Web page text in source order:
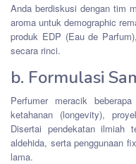
Anda berdiskusi dengan tim
aroma untuk demographic
produk EDP (Eau de
secara rinci.
b. Formulasi
Perfumer meracik
ketahanan (longevity),
Disertai pendekatan ilmiah
aldehida, serta penggunaan
lama.